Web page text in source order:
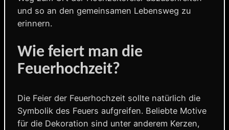
und so an den gemeinsamen Lebensweg zu
erinnern.
Wie feiert man die
Feuerhochzeit?
Die Feier der Feuerhochzeit sollte natürlich die
Symbolik des Feuers aufgreifen. Beliebte Motive
für die Dekoration sind unter anderem Kerzen,